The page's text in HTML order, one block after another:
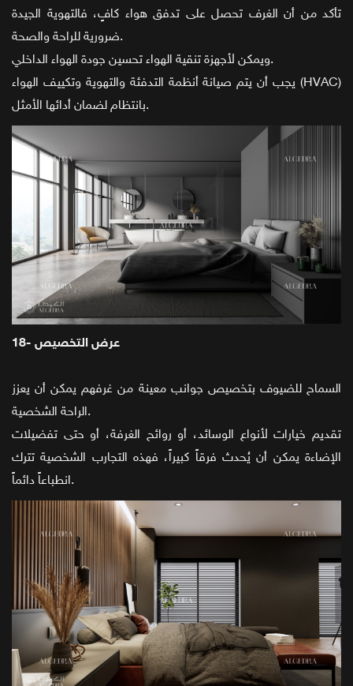
تأكد من أن الغرف تحصل على تدفق هواء كافٍ، فالتهوية الجيدة
ضرورية للراحة والصحة.
ويمكن لأجهزة تنقية الهواء تحسين جودة الهواء الداخلي.
يجب أن يتم صيانة أنظمة التدفئة والتهوية وتكييف الهواء (HVAC)
بانتظام لضمان أدائها الأمثل.
18- عرض التخصيص
السماح للضيوف بتخصيص جوانب معينة من غرفهم يمكن أن يعزز
الراحة الشخصية.
تقديم خيارات لأنواع الوسائد، أو روائح الغرفة، أو حتى تفضيلات
الإضاءة يمكن أن يُحدث فرقاً كبيراً، فهذه التجارب الشخصية تترك
انطباعاً دائماً.